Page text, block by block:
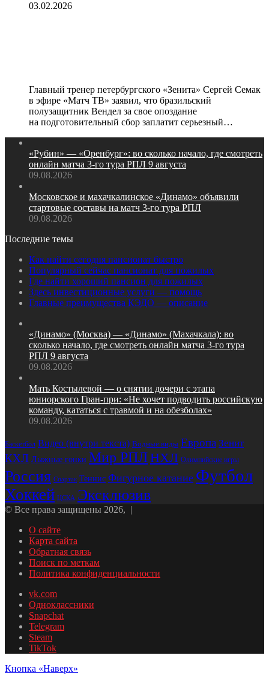
03.02.2026
Главный тренер петербургского «Зенита» Сергей Семак
в эфире «Матч ТВ» заявил, что бразильский
полузащитник Вендел за свое опоздание
на подготовительный сбор заплатит серьезный…
«Рубин» — «Оренбург»: во сколько начало, где смотреть
онлайн матча 3‑го тура РПЛ 9 августа
09.08.2026
Московское и махачкалинское «Динамо» объявили
стартовые составы на матч 3‑го тура РПЛ
09.08.2026
Последние темы
Как найти сегодня пансионат быстро
Популярный сейчас пансионат для пожилых
Где найти хороший пансион для пожилых
Здесь инвестиционные услуги — помощь
Главные преимущества КЭДО — описание
«Динамо» (Москва) — «Динамо» (Махачкала): во
сколько начало, где смотреть онлайн матча 3‑го тура
РПЛ 9 августа
09.08.2026
Мать Костылевой — о снятии дочери с этапа
юниорского Гран‑при: «Не хочет подводить российскую
команду, кататься с травмой и на обезболах»
09.08.2026
Баскетбол Видео (внутри текста) Водные виды Европа Зенит
КХЛ Лыжные гонки Мир РПЛНХЛ Олимпийские игры
Россия Спартак Теннис Фигурное катание Футбол
Хоккей ЦСКА Эксклюзив
© Все права защищены 2026, |
О сайте
Карта сайта
Обратная связь
Поиск по меткам
Политика конфиденциальности
vk.com
Одноклассники
Snapchat
Telegram
Steam
TikTok
Кнопка «Наверх»